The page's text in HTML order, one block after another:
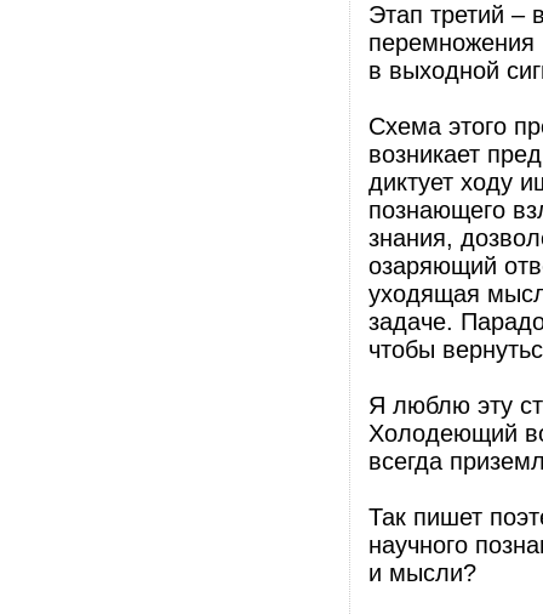
Этап третий –
перемножения
в выходной
Схема этого
возникает
диктует ходу
познающего
знания,
озаряющий
уходящая
задаче.
чтобы
Я люблю эту
Холодеющий
всегда
Так пишет
научного
и мысли?